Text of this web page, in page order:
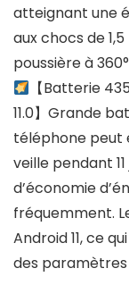
atteignant une
aux chocs de
poussière à
【Batterie
11.0】Grande
téléphone peut
veille pendant
d’économie
fréquemment.
Android 11, ce
des